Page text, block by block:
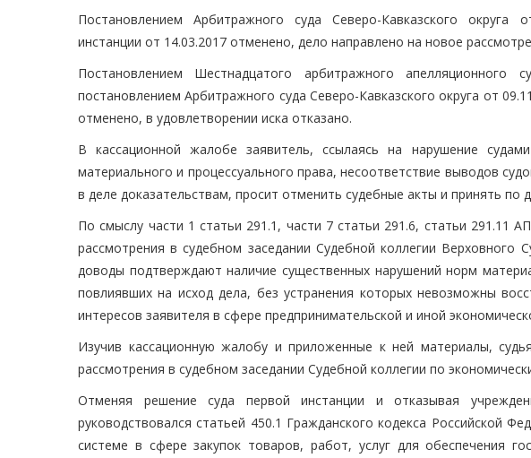
Постановлением Арбитражного суда Северо-Кавказского округа
инстанции от 14.03.2017 отменено, дело направлено на новое
Постановлением Шестнадцатого арбитражного апелляционного
постановлением Арбитражного суда Северо-Кавказского округа от
отменено, в удовлетворении иска отказано.
В кассационной жалобе заявитель, ссылаясь на нарушение
материального и процессуального права, несоответствие выводов
в деле доказательствам, просит отменить судебные акты и принять по
По смыслу части 1 статьи 291.1, части 7 статьи 291.6, статьи 291.11
рассмотрения в судебном заседании Судебной коллегии Верховного
доводы подтверждают наличие существенных нарушений норм
повлиявших на исход дела, без устранения которых невозможны
интересов заявителя в сфере предпринимательской и иной
Изучив кассационную жалобу и приложенные к ней материалы,
рассмотрения в судебном заседании Судебной коллегии по
Отменяя решение суда первой инстанции и отказывая
руководствовался статьей 450.1 Гражданского кодекса Российской
системе в сфере закупок товаров, работ, услуг для обеспечения